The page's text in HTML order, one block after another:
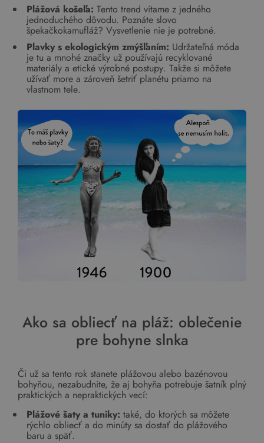
Plážová košeľa: Tento trend vítame z jedného
jednoduchého dôvodu. Poznáte slovo
špekačkokamufláž? Vysvetlenie nie je potrebné.
Plavky s ekologickým zmýšľaním: Udržateľná móda
je tu a mnohé značky už používajú recyklované
materiály a etické výrobné postupy. Takže si môžete
užívať more a zároveň šetriť planétu priamo na
vlastnom tele.
Ako sa obliecť na pláž: oblečenie
pre bohyne slnka
Či už sa tento rok stanete plážovou alebo bazénovou
bohyňou, nezabudnite, že aj bohyňa potrebuje šatník plný
praktických a nepraktických vecí:
Plážové šaty a tuniky: také, do ktorých sa môžete
rýchlo obliecť a do minúty sa dostať do plážového
baru a späť.